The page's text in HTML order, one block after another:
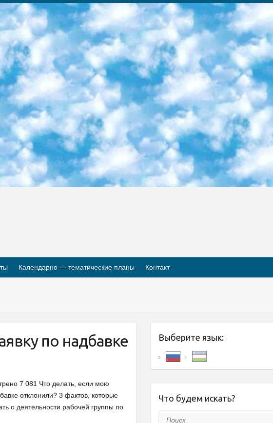
на основании стандартов итоговый (выпускной) контроль для 9 и 11 классов в целях тестирования Экзамены (далее – экзамены) состоят из предметов, перечисленных в приложении 1. будет сделано. 7. Экзамены пройдут с 26 мая по 15 июня 2024 г. (кроме науки физического воспитания). 8. Физическая для учащихся 9 классов общесредних образовательных учреждений. Экзамены по предмету «Образование, квалификация медицина» 1-6 мая 2024 года. сотрудники перевести под присмотр (с отклонениями в физическом или умственном развитии) специализированная школа для детей, школы-интернаты и со сколиозом школы-интернаты санаторного типа для больных детей исключены). 9. Он был слепым, слабовидящим и имел нарушения опорно-двигательного аппарата. экзамены в специализированных школах и интернатах для детей должны проводиться исходя из требований, предъявляемых к общеобразовательным учреждениям (физкультура кроме науки). 10. Специализированная школа для глухих и слабослышащих детей. и экзамены в интернатах и быть реализован в виде письменного теста по математике. 11. Специальность для умственно отсталых детей. Для 9 класса Родной язык и литературное письмо Государственный язык (язык обучения – узбекский). для неклассов) написано Математическое письмо Письменная/устная история Узбекистана Физическое воспитание практично Итоговый контроль Для 11 класса Написание родного языка и литературы (эссе) Математическое письмо Узбекский язык (обучение на узбекском языке) не посещающее общее среднее образование для учреждений)/Образовательное учреждение выбор письменный и устный Иностранный язык письменный/устный Письменная/устная история Узбекистана *По выбору студента:  Химия  Физика  Основы государственного права  География 10 бесплатных образовательных ресурсов - Мы составили подборку онлайн-проектов с интерактивными упражнениями, видеолекциями и статьями. Они помогут вам обрести новые и освежить старые знания бесплатно. 1. «ИНТУИТ» Старейшая образовательная площадка Рунета. Здесь вы найдёте сотни текстовых и видеокурсов на десятки различных тем — от программирования до психологии. Многие курсы подготовлены российскими университетами и крупными международными компаниями вроде Intel и Microsoft. Самостоятельное обучение бесплатное, но желающие могут оплатить услуги персональных наставников. 2. «Смартия» знакомит с актуальными профессиями и подсказывает, как им обучаться. Выбрав заинтересовавшую вас специальность — SMM-специалист, фотограф, веб-дизайнер или другую, — увидите список необходимых для неё умений. Чтобы вы могли освоить их самостоятельно, для каждого умения площадка отображает подборку ссылок на учебные материалы. Хотя «Смартия» ориентируется на русскоязычную аудиторию, часть контента всё же доступна только на английском. 3. «Лекторий Физтеха» Проект Московского физико-технического института (Физтеха). С его помощью вы можете смотреть онлайн серии лекций, записанные на видео в этом вузе. В числе доступных предметов — физика, биология, химия, информационные технологии и другие. К некоторым лекциям администрация ресурса прилагает готовые конспекты, которые можно скачивать в PDF-формате. 4. ITMOcourses Онлайн-площадка Санкт-Петербургского национального исследовательского университета информационных технологий, механики и оптики (ИТМО). Ресурс предоставляет свободный доступ к курсам, разработанным в этом вузе. Каталог материалов разбит на четыре категории: «Оптические системы и технологии», «Приборостроение и робототехника», «Информационные технологии» и «Биотехнологии». Курсы состоят из видеолекций, интерактивных демонстраций и заданий. 5. «КиберЛенинка» Электронная научная библиотека открытого доступа. Каталог площадки регулярно обрастает текстами статей из различных научных изданий. Сгруппированные по журналам и рубрикам публикации можно читать онлайн или скачивать целиком в PDF-формате. Проект нацелен на популяризацию науки за счёт открытого доступа к качественной информации. 6. «ПостНаука» На этом ресурсе публикуют подборки видеолекций, составленные экспертами из разных отраслей и объединённые общими темами. Среди них, к примеру, есть серии «Биоинформатика и геномика», «Культура средневековой Скандинавии» и Cinema Studies о теории кино. Каждая подборка лекций — логически связанная история, рассказанная экспертом от первого лица. Кроме того, на сайте появляются научно-образовательные статьи и тесты на разные темы. 7. «Newочём» Команда проекта «Newочём» отбирает самые интересные тексты из англоязычных СМИ и переводит те из них, за которые голосуют участники сообщества «ВКонтакте». По большей части это научно-популярные статьи. Редакторы придумывают лишь заголовки, в остальном содержание переводов соответствует оригиналам. Полные тексты можно читать прямо в социальной сети. 8. InternetUrok Онлайн-база материалов по основным дисциплинам школьной программы. Информация на сайте структурирована по классам, предметам и темам (урокам). Каждый урок состоит из видеолекций и конспектов. Есть также интерактивные тренажёры и тесты для закрепления пройденного материала. Даже если вы давно окончили школу, возможность повторить программу старших классов всегда может пригодиться. 9. Edutainme Ещё один ресурс об образовании. В отличие от Newtonew, как мне кажется, Edutainme больше ориентируется на представителей индустрии: педагогов, предпринимателей, разработчиков образовательных проектов. Но и любой, кто просто стремится к саморазвитию, найдёт на сайте много полезного и интересного для себя. Например, информацию о новых курсах и образовательных сервисах. 10. Newtonew Онлайн-медиа об образовании и обучении в широком смысле. Авторы Newtonew пишут об инструментах, заведениях, тактиках и стратегиях, которые помогают учить других и получать новые знания самостоятельно. На этой площадке вы найдёте новости, обзоры, аналитические мат
Календарно — тематические планы Контакт
по надбавке
7 081 Что делать, если мою
отклонили? 3 фактов, которые
о деятельности рабочей группы по
Выберите язык:
Что будем искать?
Поиск